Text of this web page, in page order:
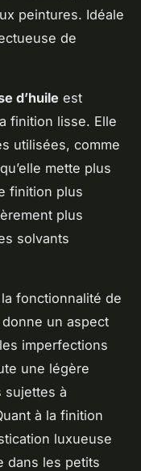
peintures. Idéale
de
d’huile est
finition lisse. Elle
utilisées, comme
mette plus
finition plus
plus
solvants
fonctionnalité de
un aspect
imperfections
une légère
sujettes à
à la finition
luxueuse
dans les petits